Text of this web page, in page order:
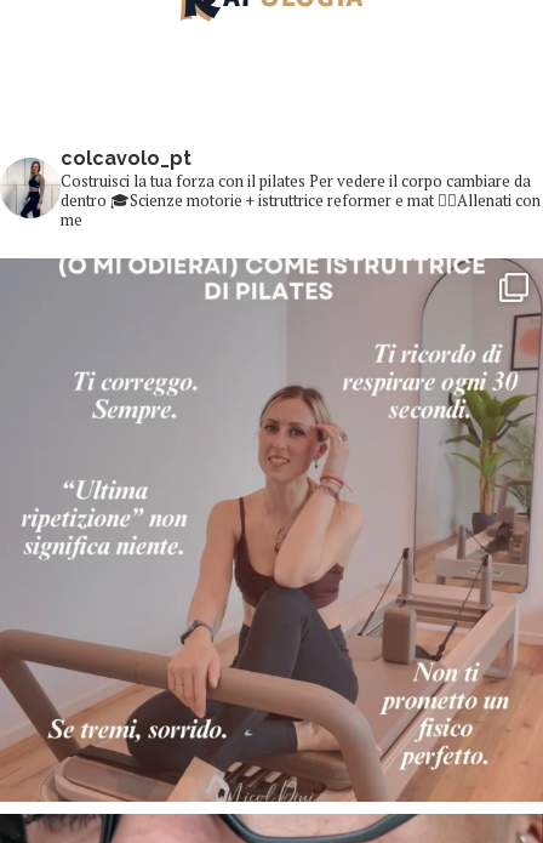
colcavolo_pt
Costruisci la tua forza con il pilates Per vedere il corpo cambiare da
dentro 🎓Scienze motorie + istruttrice reformer e mat 👇🏻Allenati con
me